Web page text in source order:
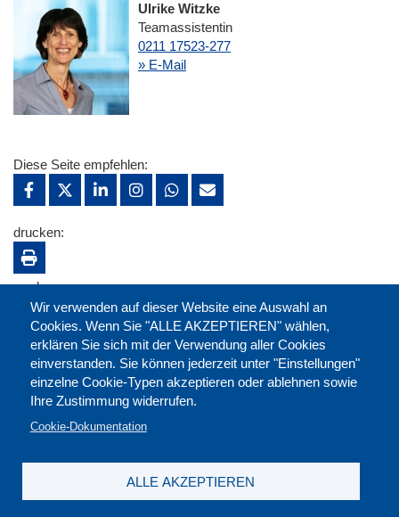
Ulrike Witzke
Teamassistentin
0211 17523-277
» E-Mail
Wir verwenden auf dieser Website eine Auswahl an
Cookies. Wenn Sie "ALLE AKZEPTIEREN" wählen,
erklären Sie sich mit der Verwendung aller Cookies
einverstanden. Sie können jederzeit unter "Einstellungen"
einzelne Cookie-Typen akzeptieren oder ablehnen sowie
Ihre Zustimmung widerrufen.
Cookie-Dokumentation
ALLE AKZEPTIEREN
Diese Seite empfehlen:
drucken:
merken: